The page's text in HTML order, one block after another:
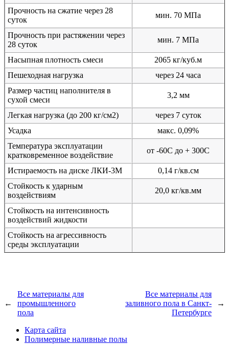
Прочность на сжатие через 28
суток
мин. 70 МПа
Прочность при растяжении через
28 суток
мин. 7 МПа
Насыпная плотность смеси
2065 кг/куб.м
Пешеходная нагрузка
через 24 часа
Размер частиц наполнителя в
сухой смеси
3,2 мм
Легкая нагрузка (до 200 кг/см2)
через 7 суток
Усадка
макс. 0,09%
Температура эксплуатации
кратковременное воздействие
от -60С до + 300С
Истираемость на диске ЛКИ-3М
0,14 г/кв.см
Стойкость к ударным
воздействиям
20,0 кг/кв.мм
Стойкость на интенсивность
воздействий жидкости
Стойкость на агрессивность
среды эксплуатации
←
Все материалы для
промышленного
пола
Все материалы для
заливного пола в Санкт-
Петербурге
→
Карта сайта
Полимерные наливные полы